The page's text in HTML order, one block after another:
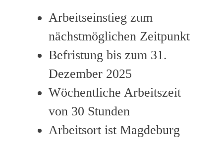
Arbeitseinstieg zum
nächstmöglichen Zeitpunkt
Befristung bis zum 31.
Dezember 2025
Wöchentliche Arbeitszeit
von 30 Stunden
Arbeitsort ist Magdeburg